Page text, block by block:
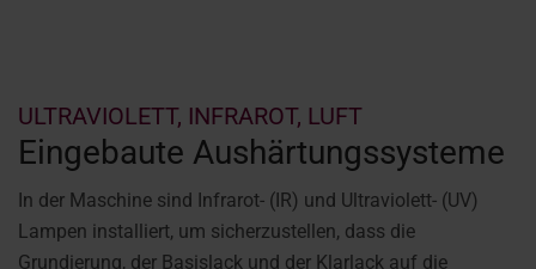
ULTRAVIOLETT, INFRAROT, LUFT
Eingebaute Aushärtungssysteme
In der Maschine sind Infrarot- (IR) und Ultraviolett- (UV)
Lampen installiert, um sicherzustellen, dass die
Grundierung, der Basislack und der Klarlack auf die